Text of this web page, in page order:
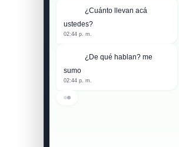
¿Cuánto llevan acá
ustedes?
02:44 p. m.
¿De qué hablan? me
sumo
02:44 p. m.